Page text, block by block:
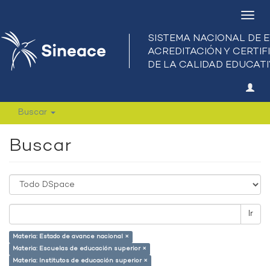
Buscar
Buscar
Ir
Materia: Estado de avance nacional ×
Materia: Escuelas de educación superior ×
Materia: Institutos de educación superior ×